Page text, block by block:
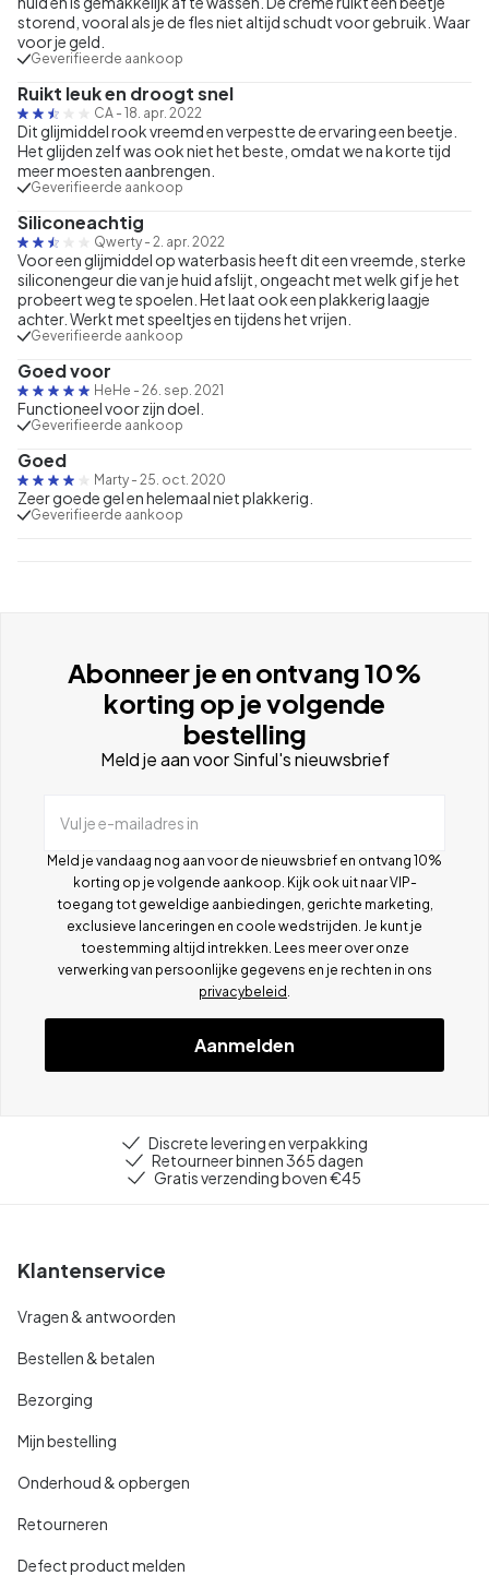
storend, vooral als je de fles niet altijd schudt voor gebruik. Waar
voor je geld.
Geverifieerde aankoop
Ruikt leuk en droogt snel
CA - 18. apr. 2022
Dit glijmiddel rook vreemd en verpestte de ervaring een beetje.
Het glijden zelf was ook niet het beste, omdat we na korte tijd
meer moesten aanbrengen.
Geverifieerde aankoop
Siliconeachtig
Qwerty - 2. apr. 2022
Voor een glijmiddel op waterbasis heeft dit een vreemde, sterke
siliconengeur die van je huid afslijt, ongeacht met welk gif je het
probeert weg te spoelen. Het laat ook een plakkerig laagje
achter. Werkt met speeltjes en tijdens het vrijen.
Geverifieerde aankoop
Goed voor
HeHe - 26. sep. 2021
Functioneel voor zijn doel.
Geverifieerde aankoop
Goed
Marty - 25. oct. 2020
Zeer goede gel en helemaal niet plakkerig.
Geverifieerde aankoop
Abonneer je en ontvang 10%
korting op je volgende
bestelling
Meld je aan voor Sinful's nieuwsbrief
Vul je e-mailadres in
Meld je vandaag nog aan voor de nieuwsbrief en ontvang 10%
korting op je volgende aankoop. Kijk ook uit naar VIP-
toegang tot geweldige aanbiedingen, gerichte marketing,
exclusieve lanceringen en coole wedstrijden. Je kunt je
toestemming altijd intrekken. Lees meer over onze
verwerking van persoonlijke gegevens en je rechten in ons
privacybeleid
Aanmelden
Discrete levering en verpakking
Retourneer binnen 365 dagen
Gratis verzending boven €45
Klantenservice
Vragen & antwoorden
Bestellen & betalen
Bezorging
Mijn bestelling
Onderhoud & opbergen
Retourneren
Defect product melden